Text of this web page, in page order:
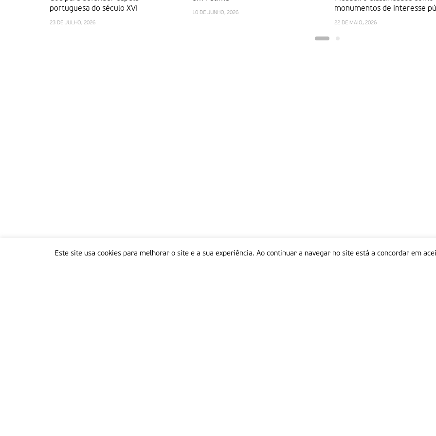
portuguesa do século XVI
23 DE JULHO, 2026
10 DE JUNHO, 2026
monumentos de interesse
22 DE MAIO, 2026
Este site usa cookies para melhorar o site e a sua experiência. Ao continuar a navegar no site está a concordar em